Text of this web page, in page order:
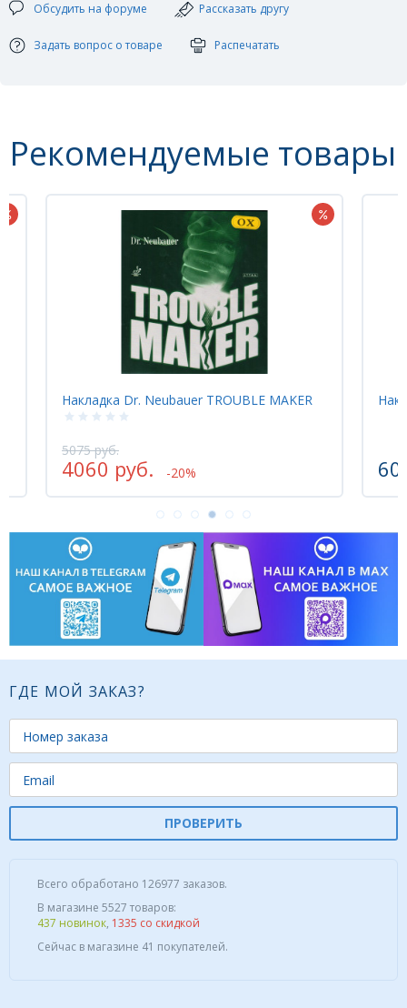
Обсудить на форуме Рассказать другу
Задать вопрос о товаре Распечатать
Рекомендуемые товары
Накладка Dr. Neubauer TROUBLE MAKER
5075 руб.
4060 руб. -20%
Накладка
6090
ГДЕ МОЙ ЗАКАЗ?
ПРОВЕРИТЬ
Всего обработано 126977 заказов.
В магазине 5527 товаров:
437 новинок, 1335 со скидкой
Сейчас в магазине 41 покупателей.